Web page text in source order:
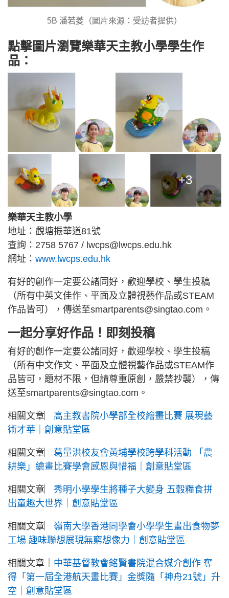
5B 潘若菱（圖片來源：受訪者提供）
點擊圖片瀏覽樂華天主教小學學生作
品：
+3
樂華天主教小學
地址：觀塘振華道81號
查詢：2758 5767 / lwcps@lwcps.edu.hk
網址： www.lwcps.edu.hk
有好的創作一定要公諸同好，歡迎學校、學生投稿
（所有中英文佳作、平面及立體視藝作品或STEAM
作品皆可），傳送至smartparents@singtao.com。
一起分享好作品！即刻投稿
有好的創作一定要公諸同好，歡迎學校、學生投稿
（所有中文作文、平面及立體視藝作品或STEAM作
品皆可，題材不限，但請尊重原創，嚴禁抄襲），傳
送至smartparents@singtao.com。
相關文章︳ 高主教書院小學部全校繪畫比賽 展現藝
術才華｜創意貼堂區
相關文章︳ 葛量洪校友會黃埔學校跨學科活動 「農
耕樂」繪畫比賽學會感恩與惜福｜創意貼堂區
相關文章︳ 秀明小學學生將種子大變身 五穀糧食拼
出童趣大世界｜創意貼堂區
相關文章︳ 嶺南大學香港同學會小學學生畫出食物夢
工場 趣味聯想展現無窮想像力｜創意貼堂區
相關文章｜ 中華基督教會銘賢書院混合媒介創作 奪
得「第一屆全港航天畫比賽」金獎隨「神舟21號」升
空｜創意貼堂區